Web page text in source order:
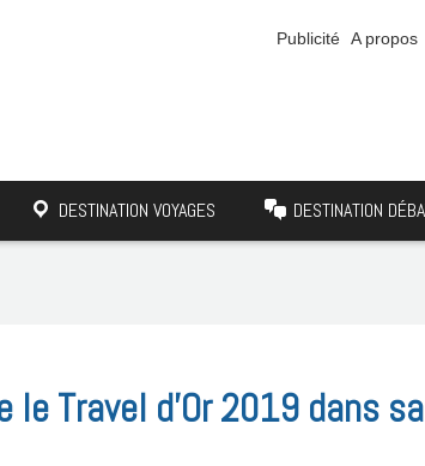
Publicité A propos
DESTINATION VOYAGES DESTINATION
Travel d’Or 2019 dans sa